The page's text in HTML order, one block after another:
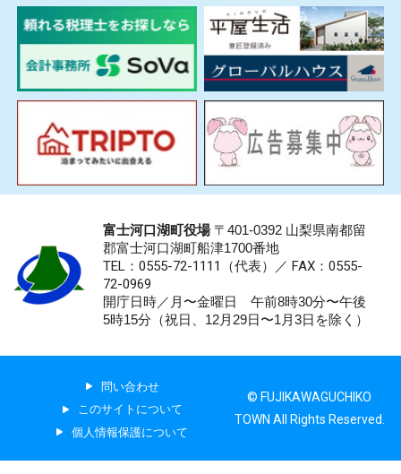
富士河口湖町役場〒401-0392 山梨県南都留
郡富士河口湖町船津1700番地
TEL：0555-72-1111 （代表）／ FAX：0555-
72-0969
開庁日時／月〜金曜日 午前8時30分〜午後
5時15分（祝日、12月29日〜1月3日を除く）
問い合わせ
このサイトについて
個人情報保護について
© FUJIKAWAGUCHIKO
TOWN All Rights Reserved.